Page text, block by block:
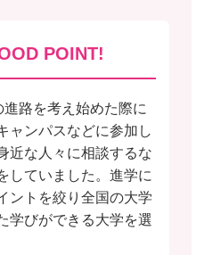
POINT!
路を考え始めた際に
ャンパスなどに参加し
近な人々に相談するな
していました。進学に
ントを絞り全国の大学
学びができる大学を選